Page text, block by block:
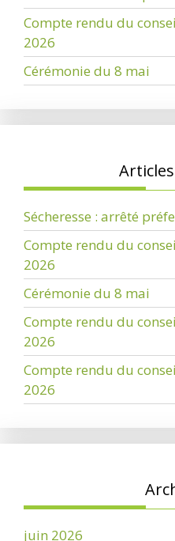
Compte rendu du
2026
Cérémonie du 8 mai
Sécheresse : arrêté
Compte rendu du
2026
Cérémonie du 8 mai
Compte rendu du
2026
Compte rendu du
2026
juin 2026